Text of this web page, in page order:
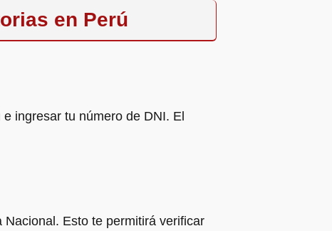
en Perú
ingresar tu número de DNI. El
Esto te permitirá verificar